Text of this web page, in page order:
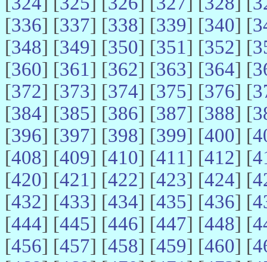
[336] [337] [338] [339] [340] [
[348] [349] [350] [351] [352] [
[360] [361] [362] [363] [364] [
[372] [373] [374] [375] [376] [
[384] [385] [386] [387] [388] [
[396] [397] [398] [399] [400] [
[408] [409] [410] [411] [412] [
[420] [421] [422] [423] [424] [
[432] [433] [434] [435] [436] [
[444] [445] [446] [447] [448] [
[456] [457] [458] [459] [460] [